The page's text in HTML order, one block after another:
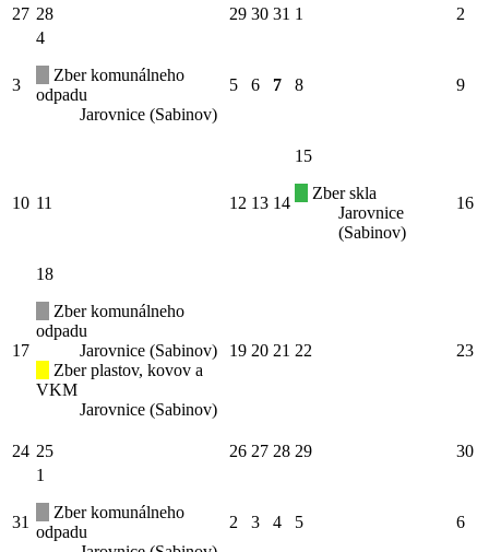
27 28 29 30 31 1 2
3
4
Zber komunálneho
odpadu
Jarovnice (Sabinov)
5 6 7 8 9
10 11 12 13 14
15
Zber skla
Jarovnice
(Sabinov)
16
17
18
Zber komunálneho
odpadu
Jarovnice (Sabinov)
Zber plastov, kovov a
VKM
Jarovnice (Sabinov)
19 20 21 22 23
24 25 26 27 28 29 30
31
1
Zber komunálneho
odpadu
2 3 4 5 6